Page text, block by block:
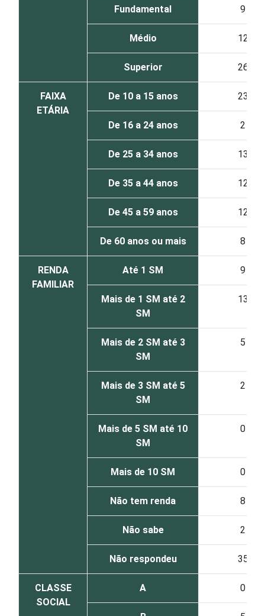
Fundamental 9
Médio 12
Superior 26
FAIXA
ETÁRIA
De 10 a 15 anos 23
De 16 a 24 anos 2
De 25 a 34 anos 13
De 35 a 44 anos 12
De 45 a 59 anos 12
De 60 anos ou mais 8
RENDA
FAMILIAR
Até 1 SM 9
Mais de 1 SM até 2
SM
13
Mais de 2 SM até 3
SM
5
Mais de 3 SM até 5
SM
2
Mais de 5 SM até 10
SM
0
Mais de 10 SM 0
Não tem renda 8
Não sabe 2
Não respondeu 35
CLASSE
SOCIAL
A 0